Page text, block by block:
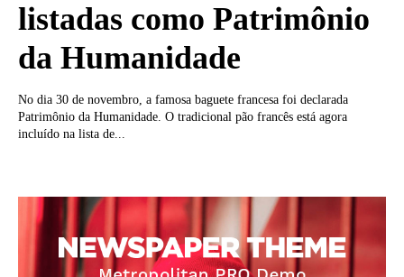
listadas como Patrimônio
da Humanidade
No dia 30 de novembro, a famosa baguete francesa foi declarada
Patrimônio da Humanidade. O tradicional pão francês está agora
incluído na lista de...